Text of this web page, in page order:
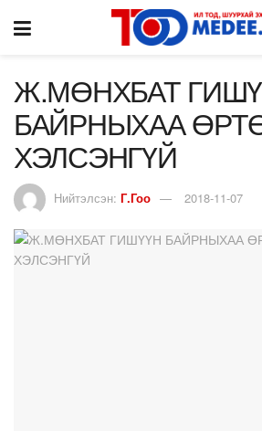
Ж.МӨНХБАТ
БАЙРНЫХАА
ХЭЛСЭНГҮЙ
Нийтэлсэн: Г.Гоо 2018-11-07